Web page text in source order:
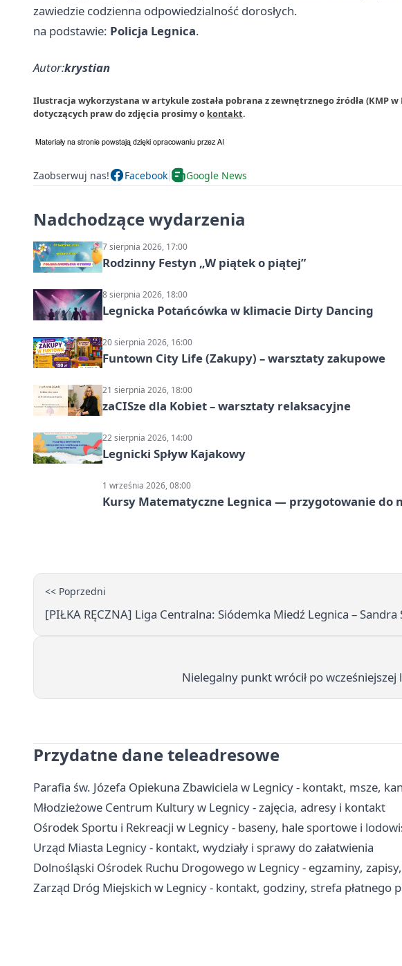
zawiedzie codzienna odpowiedzialność dorosłych.
na podstawie: Policja Legnica.
Autor:krystian
Ilustracja wykorzystana w artykule została pobrana z zewnętrznego źródła (KMP w
dotyczących praw do zdjęcia prosimy o kontakt.
Zaobserwuj nas! Facebook Google News
Nadchodzące wydarzenia
7 sierpnia 2026, 17:00
Rodzinny Festyn „W piątek o piątej”
8 sierpnia 2026, 18:00
Legnicka Potańcówka w klimacie Dirty Dancing
20 sierpnia 2026, 16:00
Funtown City Life (Zakupy) – warsztaty zakupowe
21 sierpnia 2026, 18:00
zaCISze dla Kobiet – warsztaty relaksacyjne
22 sierpnia 2026, 14:00
Legnicki Spływ Kajakowy
1 września 2026, 08:00
Kursy Matematyczne Legnica — przygotowanie do
<< Poprzedni
[PIŁKA RĘCZNA] Liga Centralna: Siódemka Miedź Legnica –
Nielegalny punkt wrócił po
Przydatne dane teleadresowe
Parafia św. Józefa Opiekuna Zbawiciela w Legnicy - kontakt, msze,
Młodzieżowe Centrum Kultury w Legnicy - zajęcia, adresy i kontakt
Ośrodek Sportu i Rekreacji w Legnicy - baseny, hale sportowe i
Urząd Miasta Legnicy - kontakt, wydziały i sprawy do załatwienia
Dolnośląski Ośrodek Ruchu Drogowego w Legnicy - egzaminy,
Zarząd Dróg Miejskich w Legnicy - kontakt, godziny, strefa płatnego